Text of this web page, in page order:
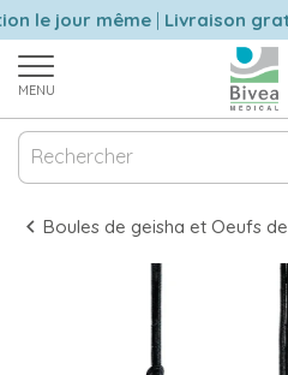
le jour même|Livraison
MENU
Boules de geisha et Oeufs